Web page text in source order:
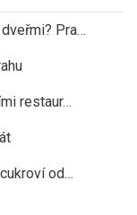
Pra…
restaur…
od…